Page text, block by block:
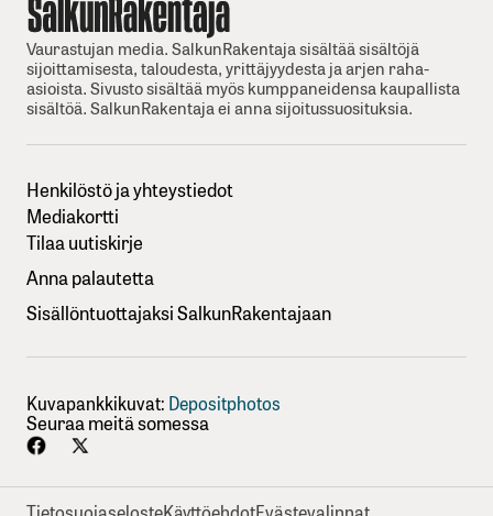
Vaurastujan media. SalkunRakentaja sisältää sisältöjä
sijoittamisesta, taloudesta, yrittäjyydesta ja arjen raha-
asioista. Sivusto sisältää myös kumppaneidensa kaupallista
sisältöä. SalkunRakentaja ei anna sijoitussuosituksia.
Henkilöstö ja yhteystiedot
Mediakortti
Tilaa uutiskirje
Anna palautetta
Sisällöntuottajaksi SalkunRakentajaan
Kuvapankkikuvat: Depositphotos
Seuraa meitä somessa